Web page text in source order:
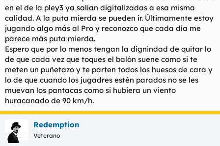
en el de la pley3 ya salían digitalizadas a esa misma
calidad. A la puta mierda se pueden ir. Últimamente estoy
jugando algo más al Pro y reconozco que cada día me
parece más puta mierda.
Espero que por lo menos tengan la dignindad de quitar lo
de que cada vez que toques el balón suene como si te
meten un puñetazo y te parten todos los huesos de cara y
lo de que cuando los jugadres estén parados no se les
muevan los pantacas como si hubiera un viento
huracanado de 90 km/h.
Redemption
Veterano